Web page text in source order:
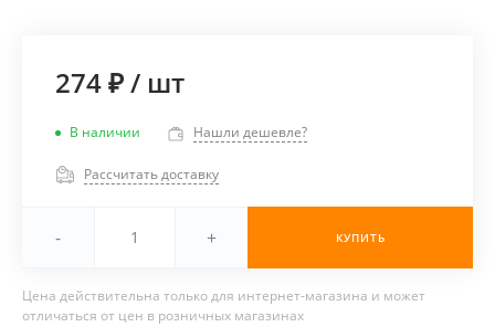
274 ₽/ шт
В наличии Нашли дешевле?
Рассчитать доставку
- + КУПИТЬ
Цена действительна только для интернет-магазина и может
отличаться от цен в розничных магазинах